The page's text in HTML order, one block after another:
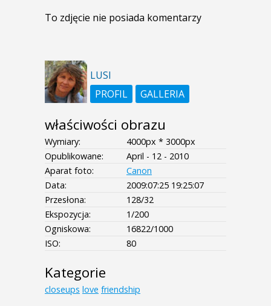
To zdjęcie nie posiada komentarzy
LUSI
PROFIL
GALLERIA
właściwości obrazu
Wymiary:
4000px * 3000px
Opublikowane:
April - 12 - 2010
Aparat foto:
Canon
Data:
2009:07:25 19:25:07
Przesłona:
128/32
Ekspozycja:
1/200
Ogniskowa:
16822/1000
ISO:
80
Kategorie
closeups love friendship